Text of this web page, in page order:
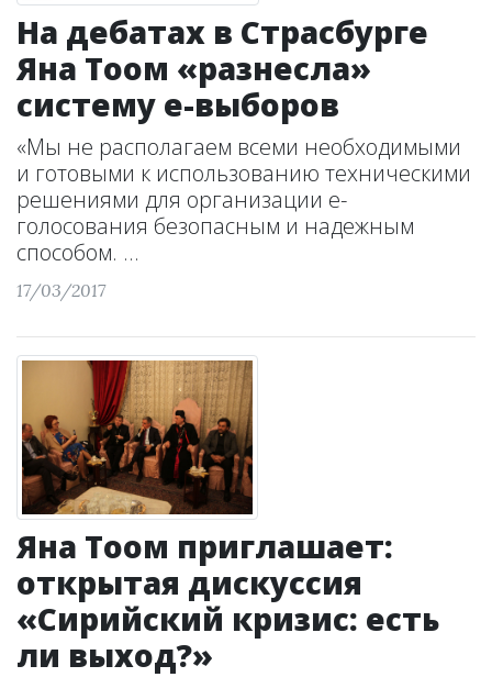
На дебатах в Страсбурге
Яна Тоом «разнесла»
систему е-выборов
«Мы не располагаем всеми необходимыми
и готовыми к использованию техническими
решениями для организации е-
голосования безопасным и надежным
способом. ...
17/03/2017
Яна Тоом приглашает:
открытая дискуссия
«Сирийский кризис: есть
ли выход?»